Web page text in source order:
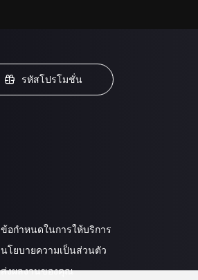
รหัสโปรโมชั่น
ข้อกำหนดในการให้บริการ
นโยบายความเป็นส่วนตัว
ส่งผลงานของคุณ